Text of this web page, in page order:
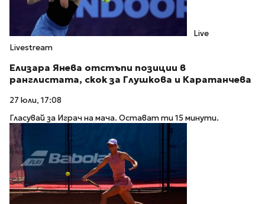
Live
Livestream
Елизара Янева отстъпи позиции в
ранглистата, скок за Глушкова и Каратанчева
27 юли, 17:08
Гласувай за Играч на мача. Остават ти 15 минути.